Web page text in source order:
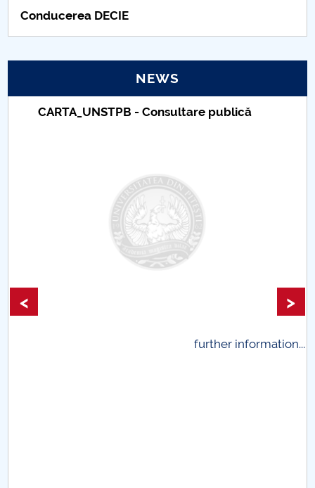
Concursuri Studentesti
Conducerea DECIE
NEWS
- Consultare publică
Taxe de
< >